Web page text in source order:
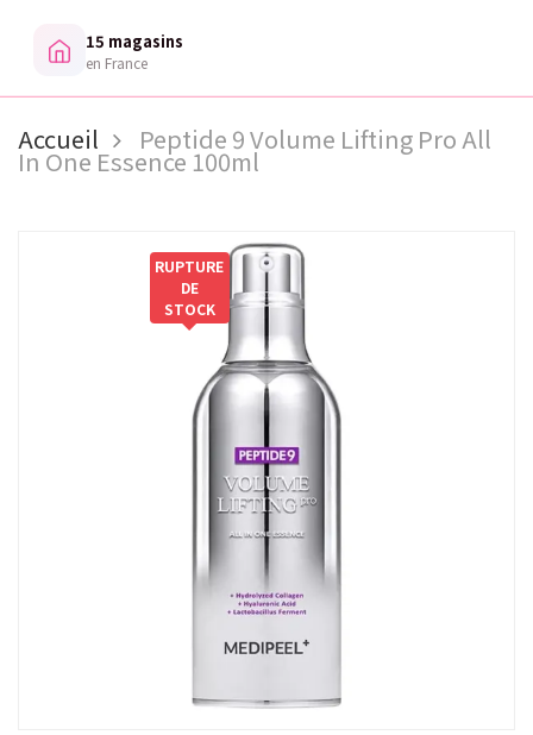
15 magasins
en France
Accueil Peptide 9 Volume Lifting Pro All
In One Essence 100ml
RUPTURE
DE
STOCK